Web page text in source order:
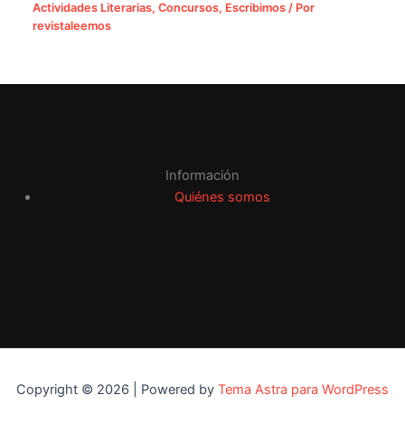
Actividades Literarias,Concursos, Escribimos / Por
revistaleemos
Información
Quiénes somos
Copyright © 2026 | Powered by Tema Astra para WordPress